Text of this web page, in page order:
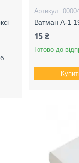
Ватман А-1
15 ₴
Готово до